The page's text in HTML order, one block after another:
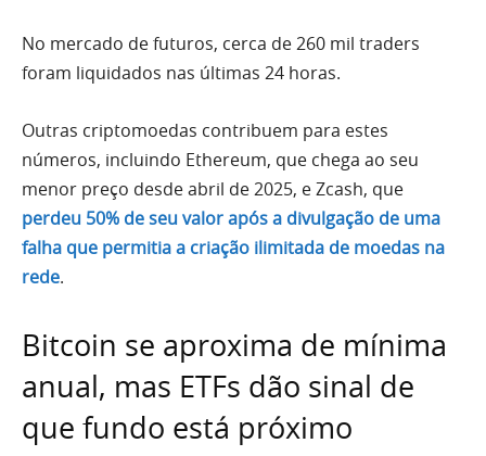
No mercado de futuros, cerca de 260 mil traders
foram liquidados nas últimas 24 horas.
Outras criptomoedas contribuem para estes
números, incluindo Ethereum, que chega ao seu
menor preço desde abril de 2025, e Zcash, que
perdeu 50% de seu valor após a divulgação de uma
falha que permitia a criação ilimitada de moedas na
rede.
Bitcoin se aproxima de mínima
anual, mas ETFs dão sinal de
que fundo está próximo